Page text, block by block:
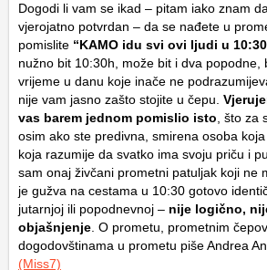
Dogodi li vam se ikad – pitam iako znam
vjerojatno potvrdan – da se nađete u
pomislite “KAMO idu svi ovi ljudi u
nužno bit 10:30h, može bit i dva popodne,
vrijeme u danu koje inače ne
nije vam jasno zašto stojite u čepu.
vas barem jednom pomislio isto , što
osim ako ste predivna, smirena osoba
koja razumije da svatko ima svoju priču i
sam onaj živčani prometni patuljak koji ne
je gužva na cestama u 10:30 gotovo
jutarnjoj ili popodnevnoj – nije logično,
objašnjenje . O prometu, prometnim
dogodovštinama u prometu piše Andrea
(Miss7)